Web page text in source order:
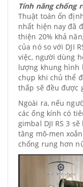
Tính năng chống
Thuật toán ổn
nhất hiện nay đã
thiện 20% khả
của nó so với DJI
việc, người dùng
lượng khung hình
chụp khi chủ thể
thấp sẽ đều được
Ngoài ra, nếu
các ống kính có
gimbal DJI RS 3
tăng mô-men
chống rung hơn